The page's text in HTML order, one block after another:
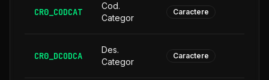
CR0_CODCAT
Cod.
Categor
Caractere
CR0_DCODCA
Des.
Categor
Caractere